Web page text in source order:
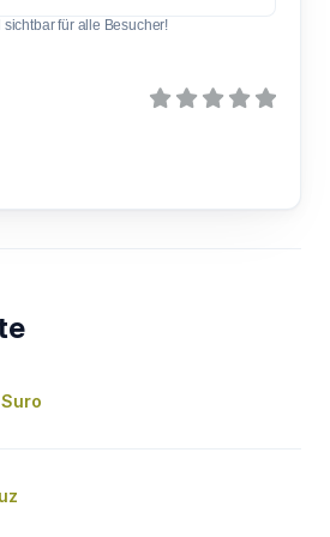
für alle Besucher!
Suro